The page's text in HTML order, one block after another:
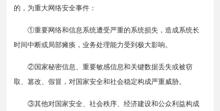
的，为重大网络安全事件：
①重要网络和信息系统遭受严重的系统损失，造成系统长
时间中断或局部瘫痪，业务处理能力受到极大影响。
②国家秘密信息、重要敏感信息和关键数据丢失或被窃
取、篡改、假冒，对国家安全和社会稳定构成严重威胁。
③其他对国家安全、社会秩序、经济建设和公众利益构成